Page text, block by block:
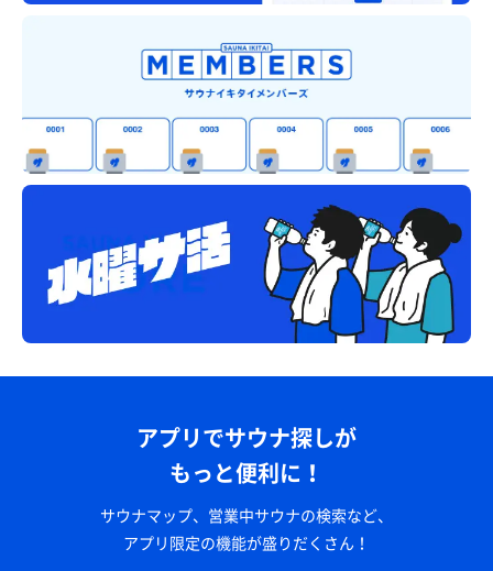
アプリでサウナ探しが
もっと便利に！
サウナマップ、営業中サウナの検索など、
アプリ限定の機能が盛りだくさん！